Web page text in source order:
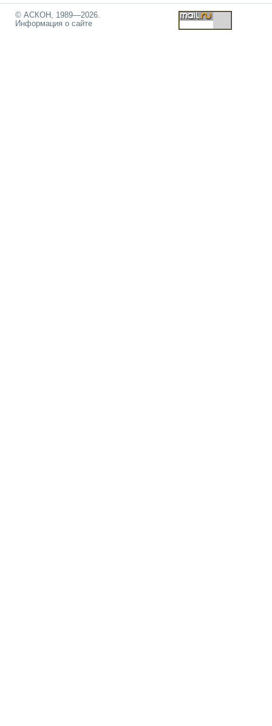
© АСКОН, 1989—2026.
Информация о сайте